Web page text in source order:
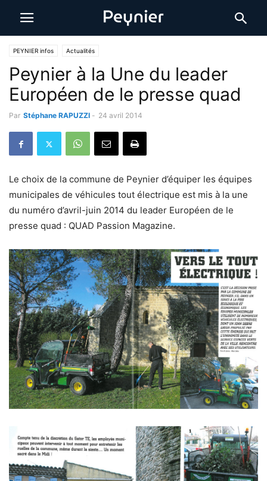
PEYNIER infos Actualités
Peynier à la Une du leader
Européen de le presse quad
Par Stéphane RAPUZZI - 24 avril 2014
Le choix de la commune de Peynier d’équiper les équipes
municipales de véhicules tout électrique est mis à la une
du numéro d’avril-juin 2014 du leader Européen de le
presse quad : QUAD Passion Magazine.